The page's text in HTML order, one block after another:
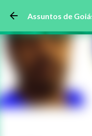
Pular
Assuntos de